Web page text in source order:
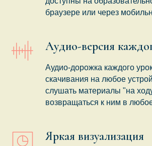
браузере или через
Аудио-версия
Аудио-дорожка каждого
скачивания на любое
слушать материалы "на
возвращаться к ним в
Яркая визуализация